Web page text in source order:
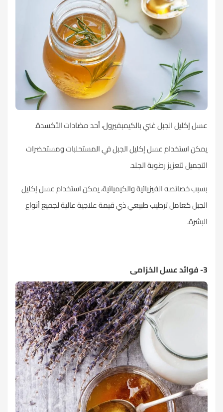
عسل إكليل الجبل غني بالكيمبفيرول، أحد مضادات الأكسدة.
يمكن استخدام عسل إكليل الجبل في المستحلبات ومستحضرات
التجميل لتعزيز رطوبة الجلد.
بسبب خصائصه الفيزيائية والكيميائية، يمكن استخدام عسل إكليل
الجبل كعامل ترطيب طبيعي ذي قيمة علاجية عالية لجميع أنواع
البشرة.
3- فوائد عسل الخزامى